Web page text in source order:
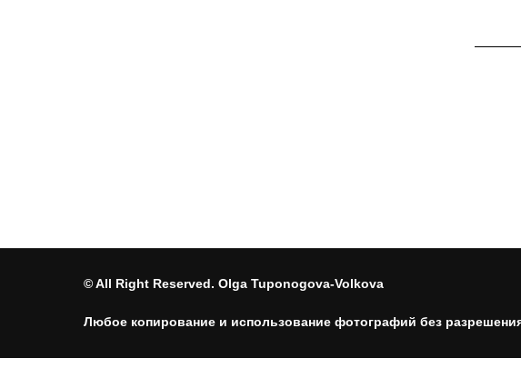
© All Right Reserved. Olga Tuponogova-Volkova
Любое копирование и использование фотографий без